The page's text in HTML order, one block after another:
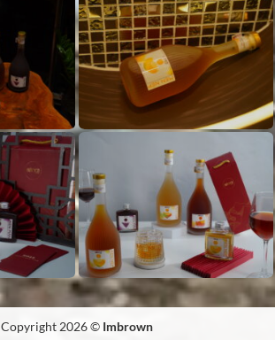
Copyright 2026 © Imbrown